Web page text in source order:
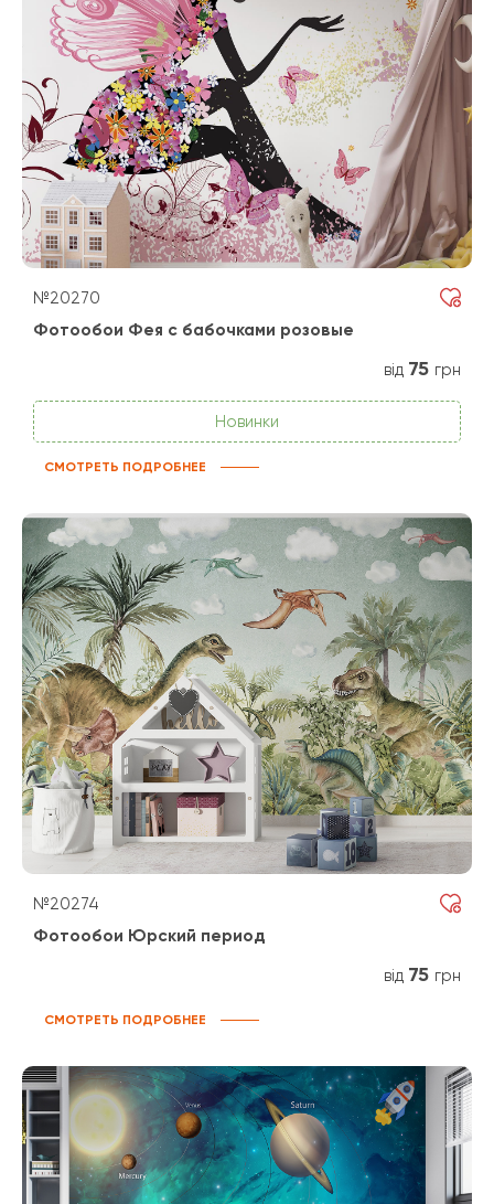
№20270
Фотообои Фея с бабочками розовые
від 75 грн
Новинки
СМОТРЕТЬ ПОДРОБНЕЕ
№20274
Фотообои Юрский период
від 75 грн
СМОТРЕТЬ ПОДРОБНЕЕ